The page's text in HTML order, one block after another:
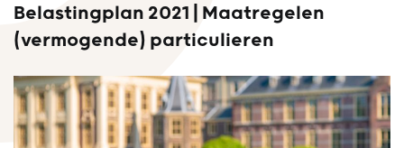
Belastingplan 2021 | Maatregelen
(vermogende) particulieren